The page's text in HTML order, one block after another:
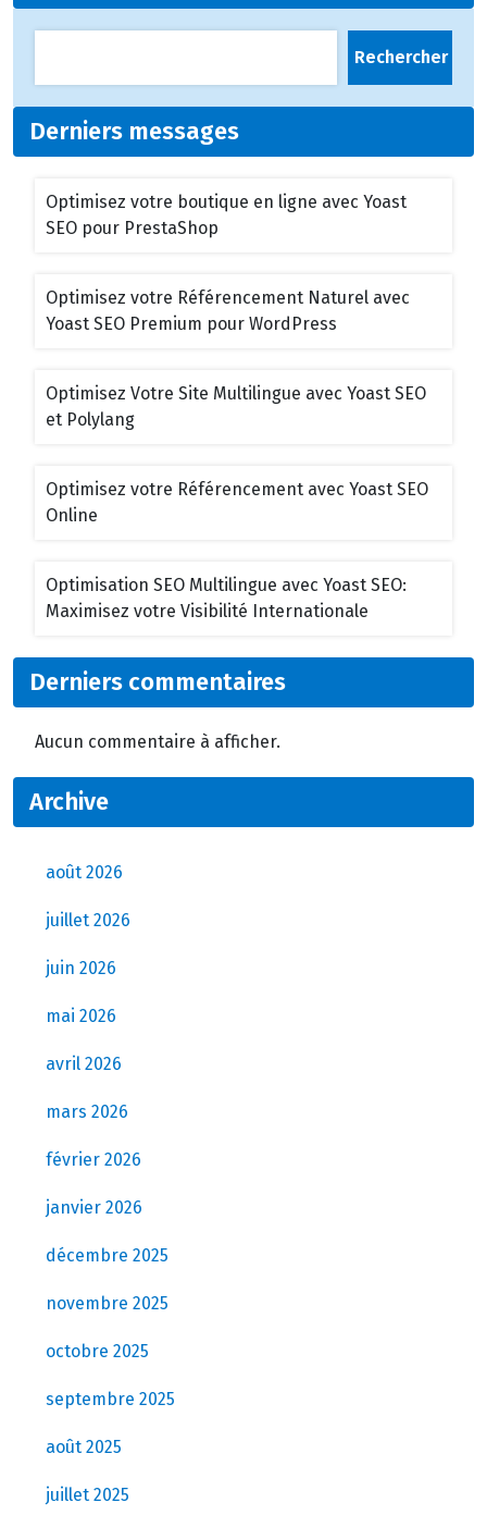
Rechercher
Derniers messages
Optimisez votre boutique en ligne avec Yoast
SEO pour PrestaShop
Optimisez votre Référencement Naturel avec
Yoast SEO Premium pour WordPress
Optimisez Votre Site Multilingue avec Yoast SEO
et Polylang
Optimisez votre Référencement avec Yoast SEO
Online
Optimisation SEO Multilingue avec Yoast SEO:
Maximisez votre Visibilité Internationale
Derniers commentaires
Aucun commentaire à afficher.
Archive
août 2026
juillet 2026
juin 2026
mai 2026
avril 2026
mars 2026
février 2026
janvier 2026
décembre 2025
novembre 2025
octobre 2025
septembre 2025
août 2025
juillet 2025